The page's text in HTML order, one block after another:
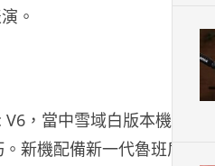
。
，當中雪域白版本機身
新機配備新一代魯班盾